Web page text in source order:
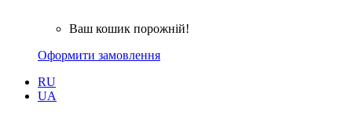
Ваш кошик порожній!
Оформити замовлення
RU
UA